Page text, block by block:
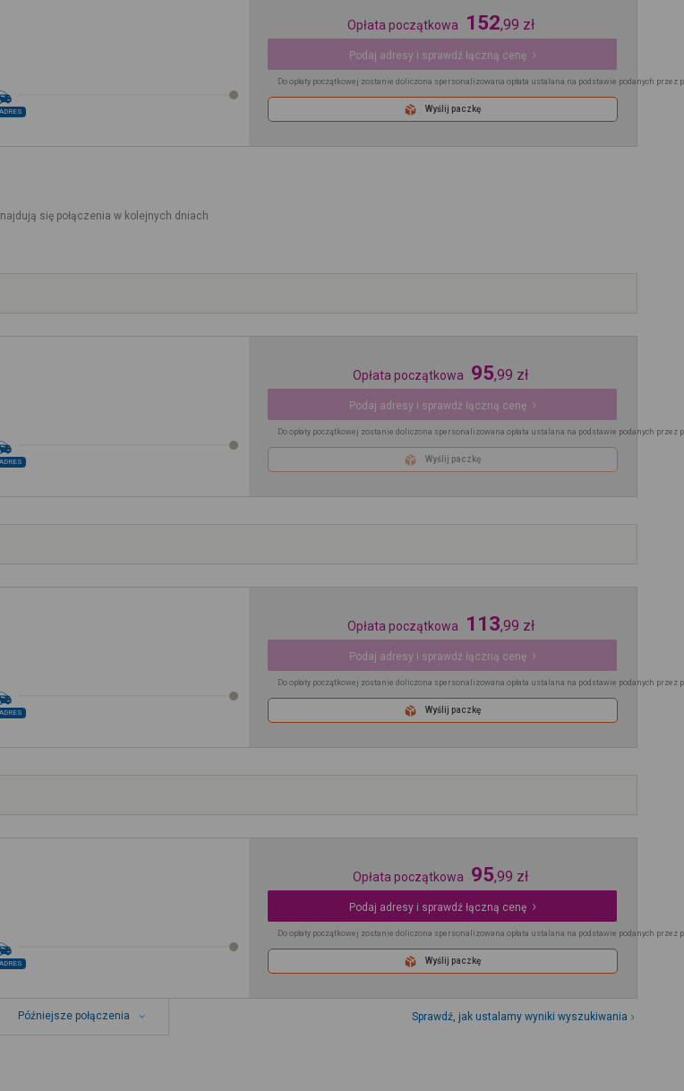
Opłata początkowa 152,99 zł
Podaj adresy i sprawdź łączną cenę
Do opłaty początkowej zostanie doliczona spersonalizowana opłata ustalana na podstawie podanych przez
Wyślij paczkę
się połączenia w kolejnych dniach
Opłata początkowa 95,99 zł
Podaj adresy i sprawdź łączną cenę
Do opłaty początkowej zostanie doliczona spersonalizowana opłata ustalana na podstawie podanych przez
Wyślij paczkę
Opłata początkowa 113,99 zł
Podaj adresy i sprawdź łączną cenę
Do opłaty początkowej zostanie doliczona spersonalizowana opłata ustalana na podstawie podanych przez
Wyślij paczkę
Opłata początkowa 95,99 zł
Podaj adresy i sprawdź łączną cenę
Do opłaty początkowej zostanie doliczona spersonalizowana opłata ustalana na podstawie podanych przez
Wyślij paczkę
Późniejsze połączenia Sprawdź, jak ustalamy wyniki wyszukiwania